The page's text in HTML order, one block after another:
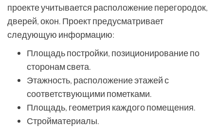
проекте учитывается расположение перегородок,
дверей, окон. Проект предусматривает
следующую информацию:
Площадь постройки, позиционирование по
сторонам света.
Этажность, расположение этажей с
соответствующими пометками.
Площадь, геометрия каждого помещения.
Стройматериалы.